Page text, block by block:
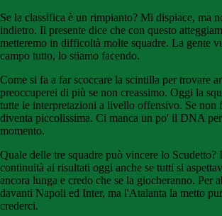
Se la classifica è un rimpianto? Mi dispiace, ma
indietro. Il presente dice che con questo
metteremo in difficoltà molte squadre. La gente
campo tutto, lo stiamo facendo.
Come si fa a far scoccare la scintilla per trovare
preoccuperei di più se non creassimo. Oggi la
tutte le interpretazioni a livello offensivo. Se non
diventa piccolissima. Ci manca un po' il DNA
momento.
Quale delle tre squadre può vincere lo
continuità ai risultati oggi anche se tutti si
ancora lunga e credo che se la giocheranno. Per
davanti Napoli ed Inter, ma l'Atalanta la metto
crederci.